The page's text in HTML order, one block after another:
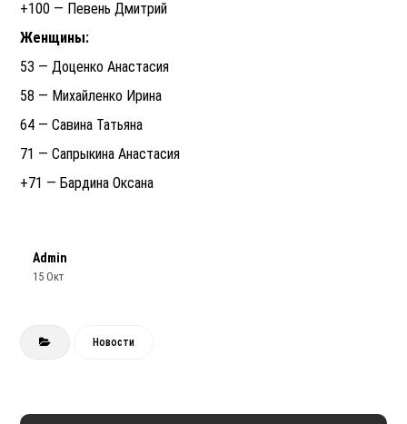
+100 — Певень Дмитрий
Женщины:
53 — Доценко Анастасия
58 — Михайленко Ирина
64 — Савина Татьяна
71 — Сапрыкина Анастасия
+71 — Бардина Оксана
Admin
15 Окт
Новости